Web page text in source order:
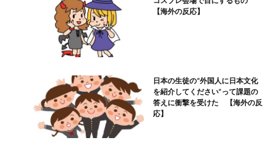
【海外の反応】
日本の生徒の“外国人に日本文化
を紹介してください”って課題の
答えに衝撃を受けた 【海外の反
応】